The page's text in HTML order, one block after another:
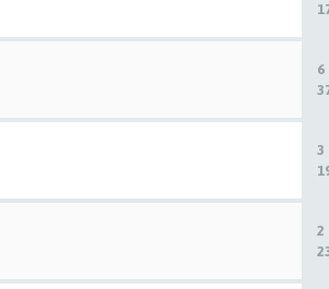
6
3
2